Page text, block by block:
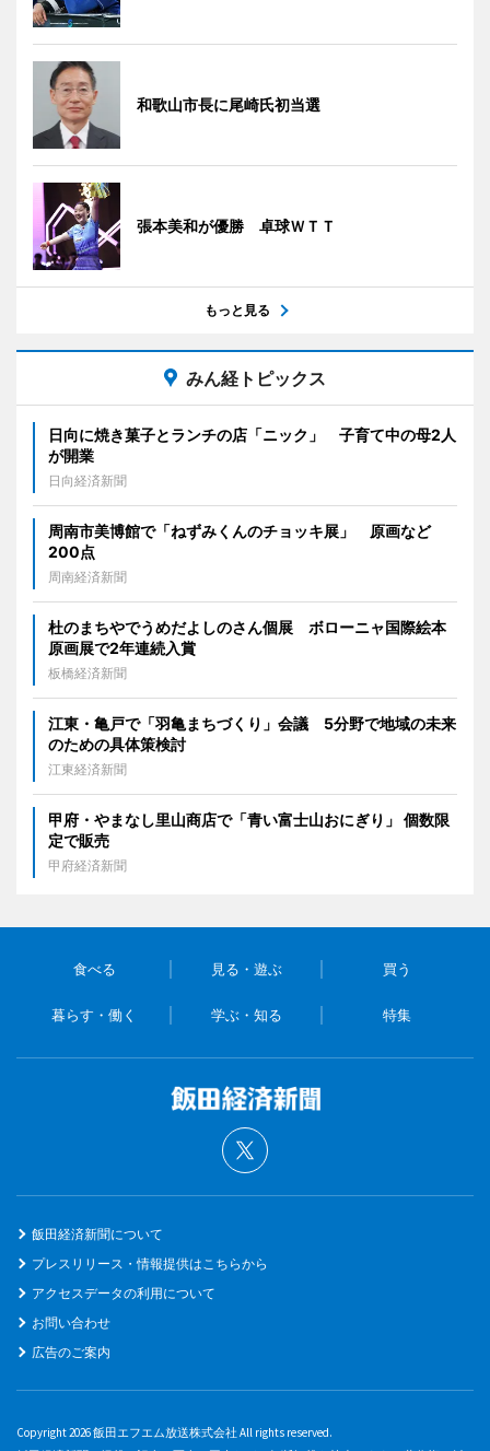
和歌山市長に尾崎氏初当選
張本美和が優勝 卓球ＷＴＴ
もっと見る
みん経トピックス
日向に焼き菓子とランチの店「ニック」 子育て中の母2人
が開業
日向経済新聞
周南市美博館で「ねずみくんのチョッキ展」 原画など
200点
周南経済新聞
杜のまちやでうめだよしのさん個展 ボローニャ国際絵本
原画展で2年連続入賞
板橋経済新聞
江東・亀戸で「羽亀まちづくり」会議 5分野で地域の未来
のための具体策検討
江東経済新聞
甲府・やまなし里山商店で「青い富士山おにぎり」 個数限
定で販売
甲府経済新聞
食べる 見る・遊ぶ 買う
暮らす・働く 学ぶ・知る 特集
飯田経済新聞について
プレスリリース・情報提供はこちらから
アクセスデータの利用について
お問い合わせ
広告のご案内
Copyright 2026 飯田エフエム放送株式会社 All rights reserved.